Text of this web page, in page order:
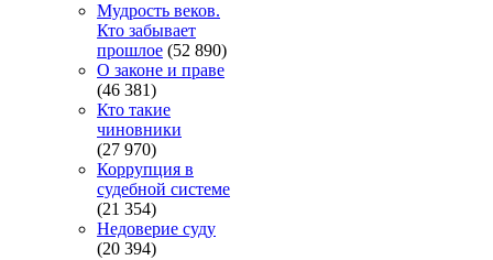
Мудрость веков.
Кто забывает
прошлое (52 890)
О законе и праве
(46 381)
Кто такие
чиновники
(27 970)
Коррупция в
судебной системе
(21 354)
Недоверие суду
(20 394)